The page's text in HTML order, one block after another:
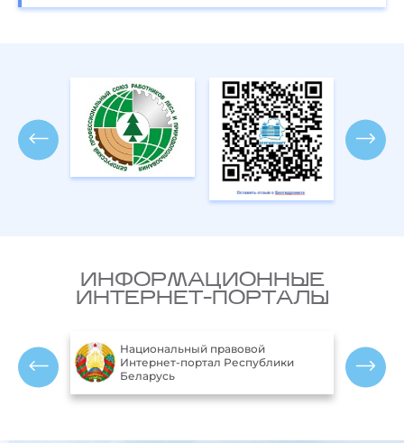
ИНФОРМАЦИОННЫЕ
ИНТЕРНЕТ-ПОРТАЛЫ
Министерство природных
ресурсов и охраны окружающей
среды Республики Беларусь